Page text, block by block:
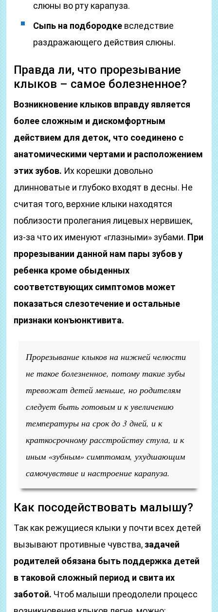
слюны во рту карапуза.
Сыпь на подбородке вследствие
раздражающего действия слюны.
Правда ли, что прорезывание
клыков – самое болезненное?
Возникновение клыков вправду является
более сложным и дискомфортным
действием для деток, что соединено с
анатомическими чертами и расположением
этих зубов. Их корешки довольно
длинноватые и глубоко входят в десны. Не
считая того, верхние клыки находятся
поблизости пролегания лицевых нервишек,
из-за что их именуют «глазными» зубами. При
прорезывании данной нам пары зубов у
ребенка кроме обыденных
соответствующих симптомов может
показаться слезотечение и остальные
признаки конъюнктивита.
Прорезывание клыков на нижней челюсти
не такое болезненное, потому такие зубы
тревожат детей меньше, но родителям
следует быть готовым и к увеличению
температуры на срок до 3 дней, и к
краткосрочному расстройству стула, и к
иным «зубным» симптомам, ухудшающим
самочувствие и настроение карапуза.
Как посодействовать малышу?
Так как режущиеся клыки у почти всех детей
вызывают противные чувства, задачей
родителей обязана быть поддержка детей
в таковой сложный период и свита их
заботой. Чтоб малыши преодолели процесс